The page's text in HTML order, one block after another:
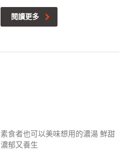
閱讀更多
素食者也可以美味想用的濃湯 鮮甜
濃郁又養生